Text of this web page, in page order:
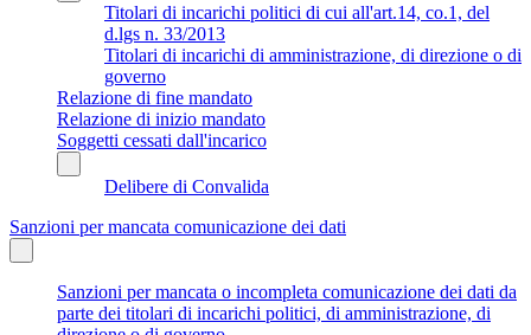
Titolari di incarichi politici di cui all'art.14, co.1, del
d.lgs n. 33/2013
Titolari di incarichi di amministrazione, di direzione o di
governo
Relazione di fine mandato
Relazione di inizio mandato
Soggetti cessati dall'incarico
Delibere di Convalida
Sanzioni per mancata comunicazione dei dati
Sanzioni per mancata o incompleta comunicazione dei dati da
parte dei titolari di incarichi politici, di amministrazione, di